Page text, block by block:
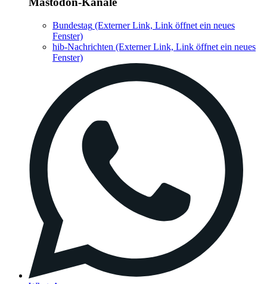
Bundestag (Externer Link, Link öffnet ein neues
Fenster)
hib-Nachrichten (Externer Link, Link öffnet ein neues
Fenster)